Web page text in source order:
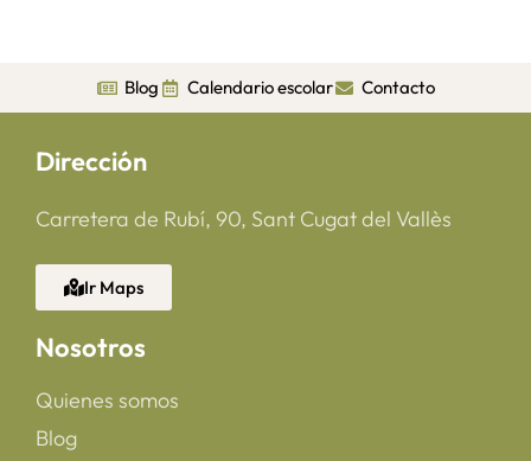
Blog Calendario escolar Contacto
Dirección
Carretera de Rubí, 90, Sant Cugat del Vallès
Ir Maps
Nosotros
Quienes somos
Blog